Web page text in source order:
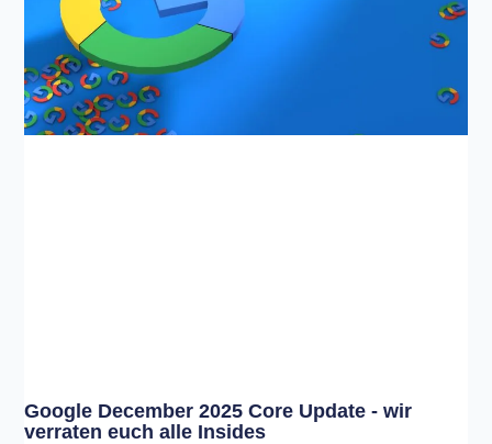
Google December 2025 Core Update - wir
verraten euch alle Insides